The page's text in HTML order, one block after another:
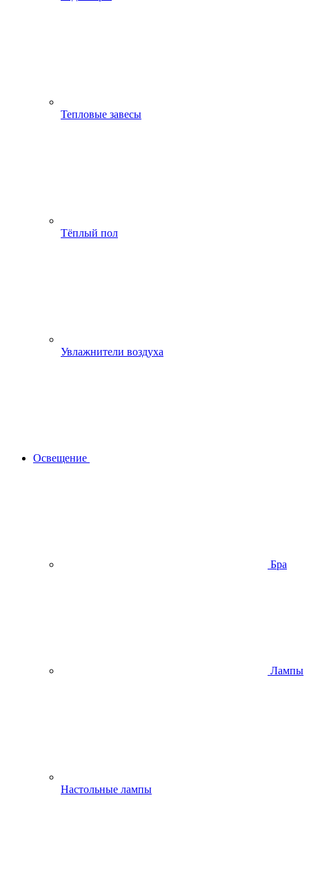
Тепловые завесы
Тёплый пол
Увлажнители воздуха
Освещение
Бра
Лампы
Настольные лампы